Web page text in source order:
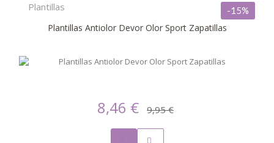
Plantillas
Plantillas Antiolor Devor Olor Sport Zapatillas
-15%
8,46 € 9,95 €